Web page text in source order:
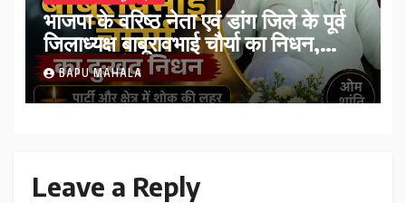
भाजपा के वरिष्ठ नेता एवं डांग जिले के पूर्व
जिलाध्यक्ष बाबूरावभाई चौर्या का निधन,
मंगलवार को टोकरदहाड़ में होगा अंतिम
संस्कार।
BAPU MAHALA
Leave a Reply